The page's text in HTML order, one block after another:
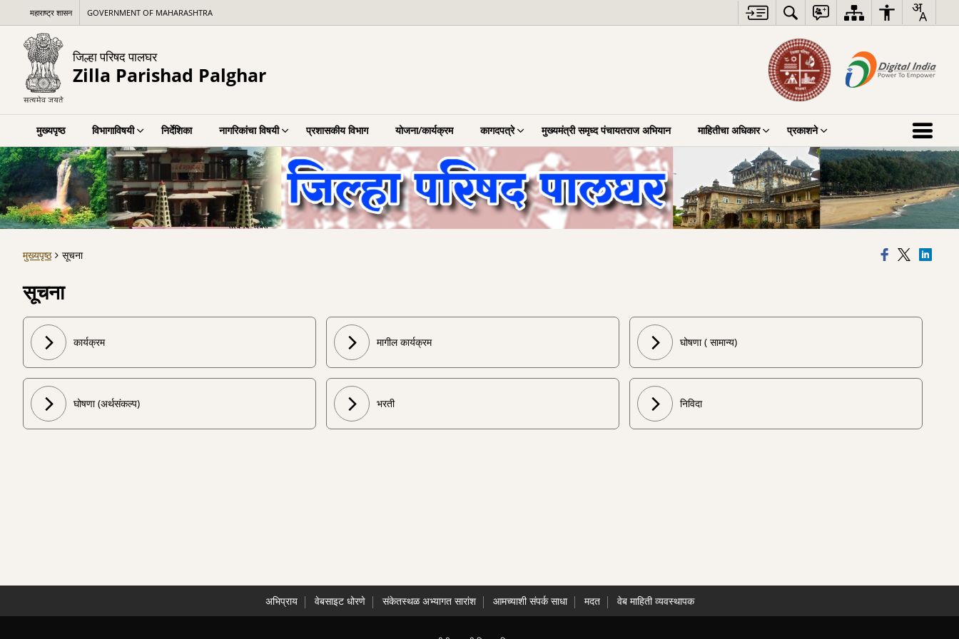
महाराष्ट्र शासन GOVERNMENT OF MAHARASHTRA
जिल्हा परिषद पालघर
Zilla Parishad Palghar
मुख्यपृष्ठ विभागाविषयी निर्देशिका नागरिकांचा विषयी प्रशासकीय विभाग योजना/कार्यक्रम कागदपत्रे मुख्यमंत्री समृध्द पंचायतराज अभियान माहितीचा अधिकार प्रकाशने
मुख्यपृष्ठ सूचना
सूचना
कार्यक्रम मागील कार्यक्रम घोषणा ( सामान्य)
घोषणा (अर्थसंकल्प) भरती निविदा
अभिप्राय वेबसाइट धोरणे संकेतस्थळ अभ्यागत सारांश आमच्याशी संपर्क साधा मदत वेब माहिती व्यवस्थापक